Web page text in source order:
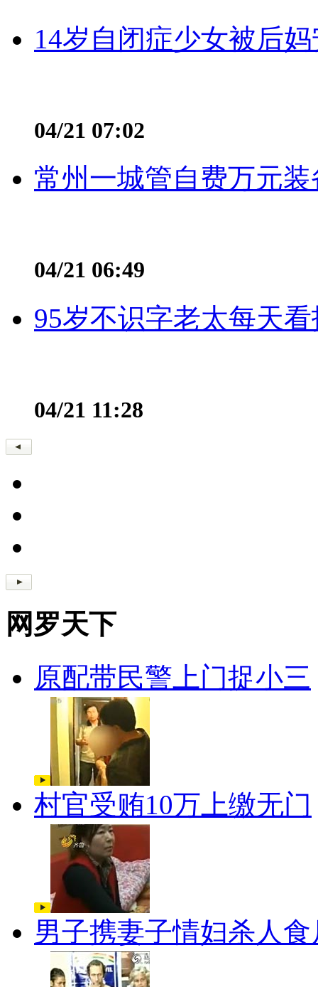
14岁自闭症少女被后
04/21 07:02
常州一城管自费万元
04/21 06:49
95岁不识字老太每天
04/21 11:28
网罗天下
原配带民警上门捉小三
村官受贿10万上缴无门
男子携妻子情妇杀人食